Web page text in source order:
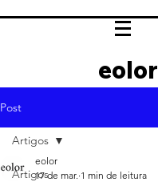
eolor
Post
Artigos
Artigos
eolor
17 de mar. 1 min de leitura